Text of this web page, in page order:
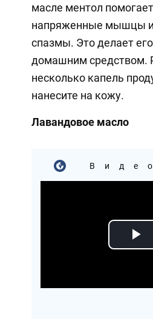
масле ментол
напряженные мышцы и
спазмы. Это делает
домашним средством.
несколько капель
нанесите на кожу.
Лавандовое масло